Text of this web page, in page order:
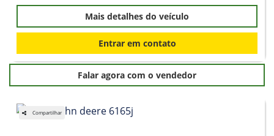
Mais detalhes do veículo
Entrar em contato
Falar agora com o vendedor
Compartilhar